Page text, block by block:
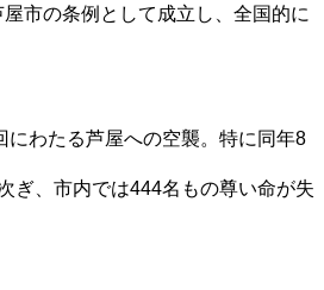
市の条例として成立し、全国的に
わたる芦屋への空襲。特に同年8
ぎ、市内では444名もの尊い命が失